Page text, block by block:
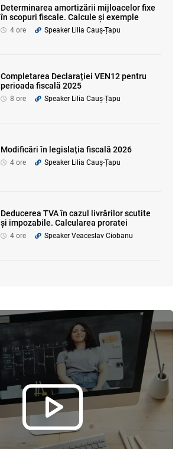
Determinarea amortizării mijloacelor fixe
în scopuri fiscale. Calcule și exemple
4 ore Speaker Lilia Cauș-Țapu
Completarea Declarației VEN12 pentru
perioada fiscală 2025
8 ore Speaker Lilia Cauș-Țapu
Modificări în legislația fiscală 2026
4 ore Speaker Lilia Cauș-Țapu
Deducerea TVA în cazul livrărilor scutite
și impozabile. Calcularea proratei
4 ore Speaker Veaceslav Ciobanu